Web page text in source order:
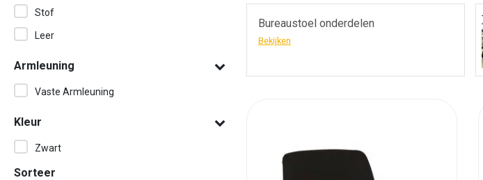
Stof
Leer
Armleuning
Vaste Armleuning
Kleur
Zwart
Sorteer
Bureaustoel onderdelen
Bekijken